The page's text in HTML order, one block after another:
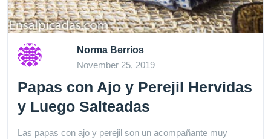
Norma Berrios
November 25, 2019
Papas con Ajo y Perejil Hervidas
y Luego Salteadas
Las papas con ajo y perejil son un acompañante muy